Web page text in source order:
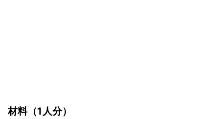
材料（1人分）